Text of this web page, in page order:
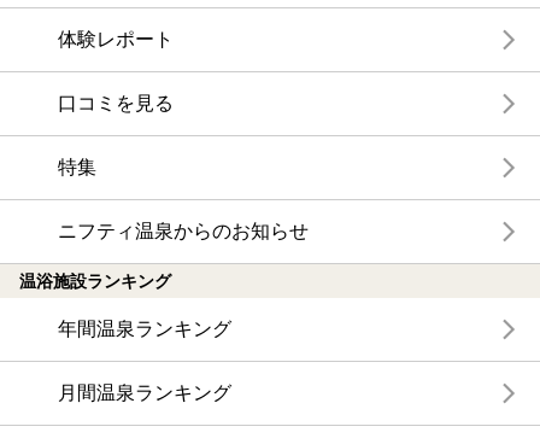
体験レポート
口コミを見る
特集
ニフティ温泉からのお知らせ
温浴施設ランキング
年間温泉ランキング
月間温泉ランキング